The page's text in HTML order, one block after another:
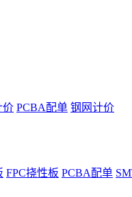
价 PCBA配单 钢网计价
FPC挠性板 PCBA配单